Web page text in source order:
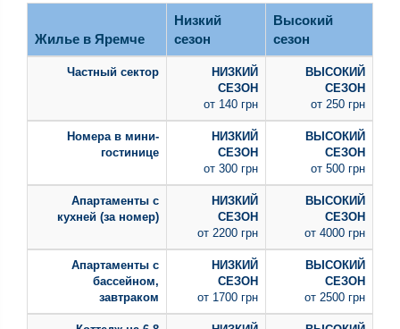
Жилье в Яремче
Низкий
сезон
Высокий
сезон
Частный сектор
от 140 грн от 250 грн
Номера в мини-
гостинице
от 300 грн
от 500 грн
Апартаменты с
кухней (за номер)
от 2200 грн
от 4000 грн
Апартаменты с
бассейном,
завтраком
от 1700 грн от 2500 грн